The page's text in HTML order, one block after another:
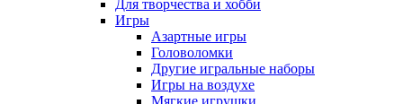
Для творчества и хобби
Игры
Азартные игры
Головоломки
Другие игральные наборы
Игры на воздухе
Мягкие игрушки